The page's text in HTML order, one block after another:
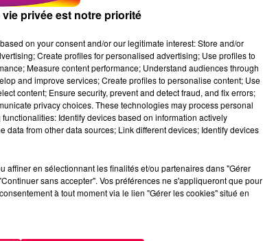
privée est notre priorité
on your consent and/or our legitimate interest: Store and/or
Create profiles for personalised advertising; Use profiles to
Measure content performance; Understand audiences through
and improve services; Create profiles to personalise content; Use
content; Ensure security, prevent and detect fraud, and fix errors;
privacy choices. These technologies may process personal
Identify devices based on information actively
from other data sources; Link different devices; Identify devices
affiner en sélectionnant les finalités et/ou partenaires dans "Gérer
sans accepter". Vos préférences ne s'appliqueront que pour
à tout moment via le lien "Gérer les cookies" situé en